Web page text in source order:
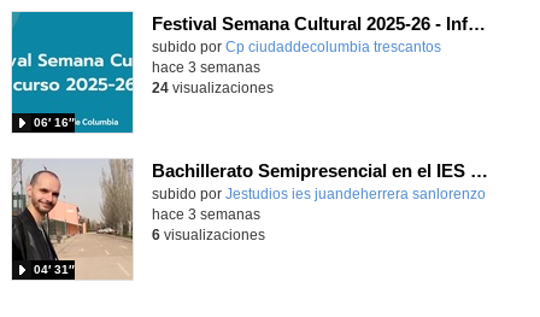
Festival Semana Cultural 2025-26 - Infantil
subido por Cp ciudaddecolumbia trescantos
06′ 16″
-
hace 3 semanas
24visualizaciones
Bachillerato Semipresencial en el IES Juan de Herrera
subido por Jestudios ies juandeherrera sanlorenzo
04′ 31″
-
hace 3 semanas
6visualizaciones